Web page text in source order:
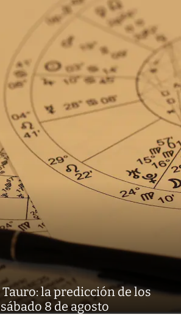
la predicción de los
8 de agosto